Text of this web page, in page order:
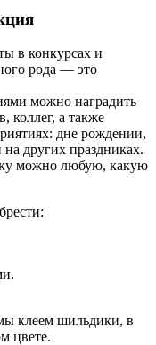
в конкурсах и
рода — это
можно наградить
коллег, а также
дне рождении,
других праздниках.
можно любую, какую
клеем шильдики, в
цвете.